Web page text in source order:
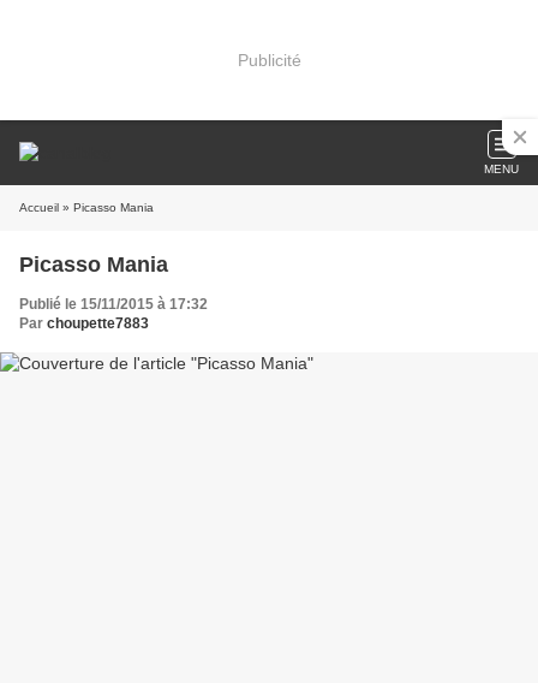
Publicité
MENU
Accueil » Picasso Mania
Picasso Mania
Publié le 15/11/2015 à 17:32
Par choupette7883